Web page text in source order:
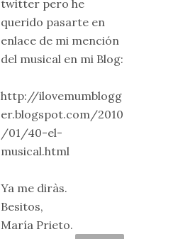
twitter pero he
querido pasarte en
enlace de mi mención
del musical en mi Blog:
http://ilovemumblogg
er.blogspot.com/2010
/01/40-el-
musical.html
Ya me diràs.
Besitos,
María Prieto.